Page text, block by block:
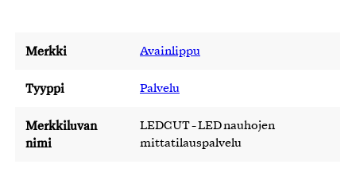
Merkki Avainlippu
Tyyppi Palvelu
Merkkiluvan
nimi
LEDCUT - LED nauhojen
mittatilauspalvelu